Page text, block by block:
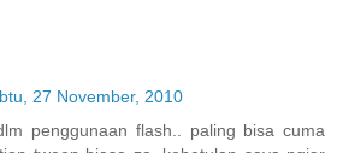
27 November, 2010
penggunaan flash.. paling bisa cuma